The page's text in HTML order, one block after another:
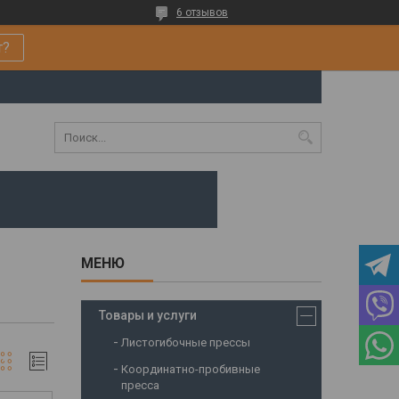
6 отзывов
Товары и услуги
Листогибочные прессы
Координатно-пробивные
пресса